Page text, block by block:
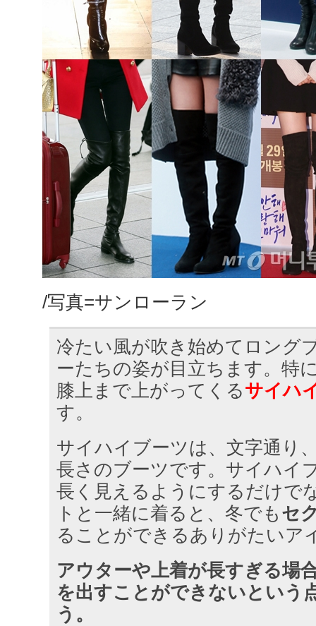
/写真=サンローラン
冷たい風が吹き始めてロング
ーたちの姿が目立ちます。特
膝上まで上がってくるサイハ
す。
サイハイブーツは、文字通り
長さのブーツです。サイハイ
長く見えるようにするだけで
トと一緒に着ると、冬でも セ
ることができるありがたいア
アウターや上着が長すぎる場
を出すことができないという
う。